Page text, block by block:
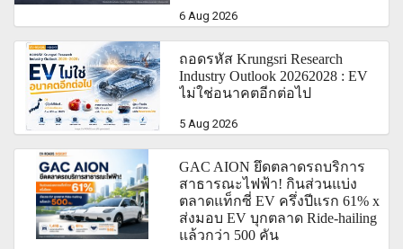
6 Aug 2026
ถอดรหัส Krungsri Research
Industry Outlook 20262028 : EV
ไม่ใช่อนาคตอีกต่อไป
5 Aug 2026
GAC AION ยึดตลาดรถบริการ
สาธารณะไฟฟ้า! กินส่วนแบ่ง
ตลาดแท็กซี่ EV ครึ่งปีแรก 61% x
ส่งมอบ EV บุกตลาด Ride-hailing
แล้วกว่า 500 คัน